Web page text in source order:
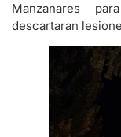
Manzanares
descartaran